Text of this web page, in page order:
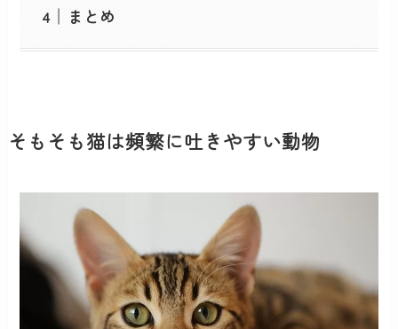
まとめ
そもそも猫は頻繁に吐きやすい動物